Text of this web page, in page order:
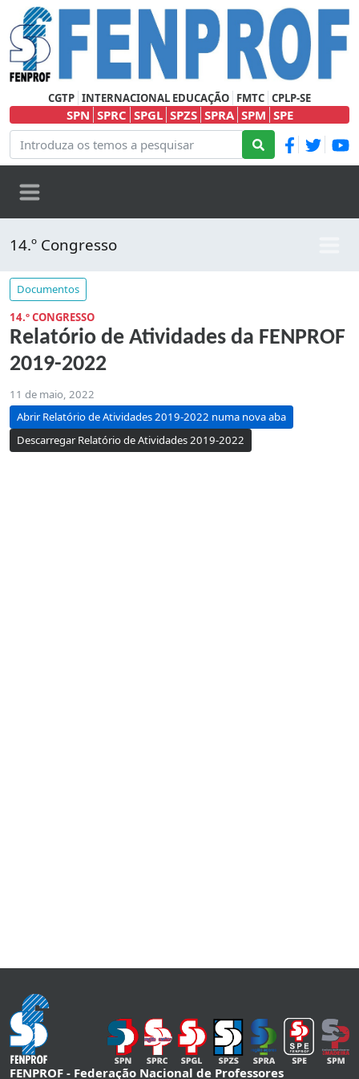
CGTP INTERNACIONAL EDUCAÇÃO FMTC CPLP-SE
SPN SPRC SPGL SPZS SPRA SPM SPE
14.º Congresso
Documentos
14.º CONGRESSO
Relatório de Atividades da FENPROF
2019-2022
11 de maio, 2022
Abrir Relatório de Atividades 2019-2022 numa nova aba
Descarregar Relatório de Atividades 2019-2022
FENPROF - Federação Nacional de Professores